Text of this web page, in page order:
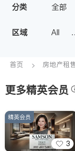
保险理财
银行贷款
建筑装修
养老
分类 全部
区域
All
D.C.)
首页 房地产租
更多精英会员
3
精英会员